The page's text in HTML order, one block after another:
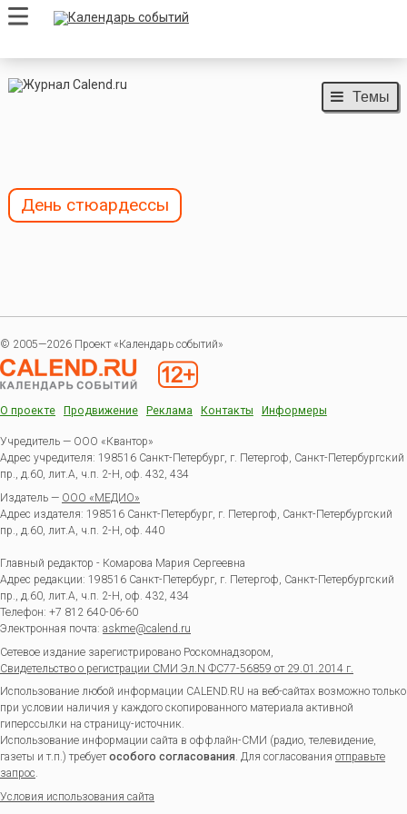
Темы
День стюардессы
© 2005—2026 Проект «Календарь событий»
О проекте Продвижение Реклама Контакты Информеры
Учредитель — ООО «Квантор»
Адрес учредителя: 198516 Санкт-Петербург, г. Петергоф, Санкт-Петербургский
пр., д.60, лит.А, ч.п. 2-Н, оф. 432, 434
Издатель — ООО «МЕДИО»
Адрес издателя: 198516 Санкт-Петербург, г. Петергоф, Санкт-Петербургский
пр., д.60, лит.А, ч.п. 2-Н, оф. 440
Главный редактор - Комарова Мария Сергеевна
Адрес редакции: 198516 Санкт-Петербург, г. Петергоф, Санкт-Петербургский
пр., д.60, лит.А, ч.п. 2-Н, оф. 432, 434
Телефон: +7 812 640-06-60
Электронная почта: askme@calend.ru
Сетевое издание зарегистрировано Роскомнадзором,
Свидетельство о регистрации СМИ Эл.N ФС77-56859 от 29.01.2014 г.
Использование любой информации CALEND.RU на веб-сайтах возможно только
при условии наличия у каждого скопированного материала активной
гиперссылки на страницу-источник.
Использование информации сайта в оффлайн-СМИ (радио, телевидение,
газеты и т.п.) требуетособого согласования. Для согласования отправьте
запрос.
Условия использования сайта